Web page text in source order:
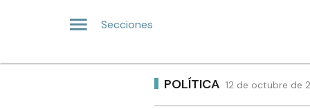
Secciones
POLÍTICA 12 de octubre de